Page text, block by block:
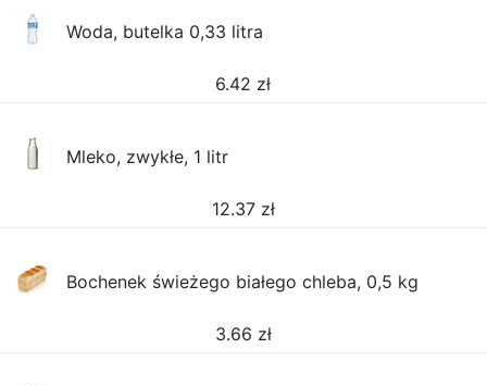
Woda, butelka 0,33 litra
6.42 zł
Mleko, zwykłe, 1 litr
12.37 zł
Bochenek świeżego białego chleba, 0,5 kg
3.66 zł